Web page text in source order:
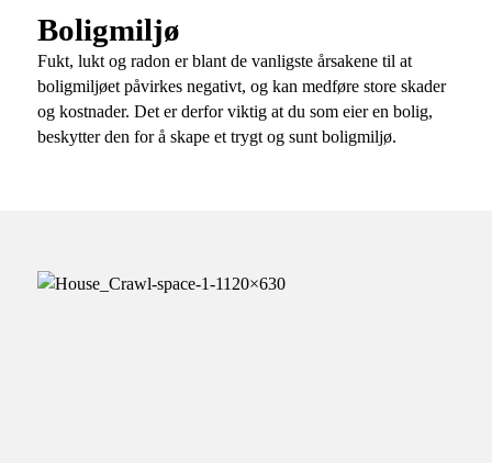
Boligmiljø
Fukt, lukt og radon er blant de vanligste årsakene til at
boligmiljøet påvirkes negativt, og kan medføre store skader
og kostnader. Det er derfor viktig at du som eier en bolig,
beskytter den for å skape et trygt og sunt boligmiljø.